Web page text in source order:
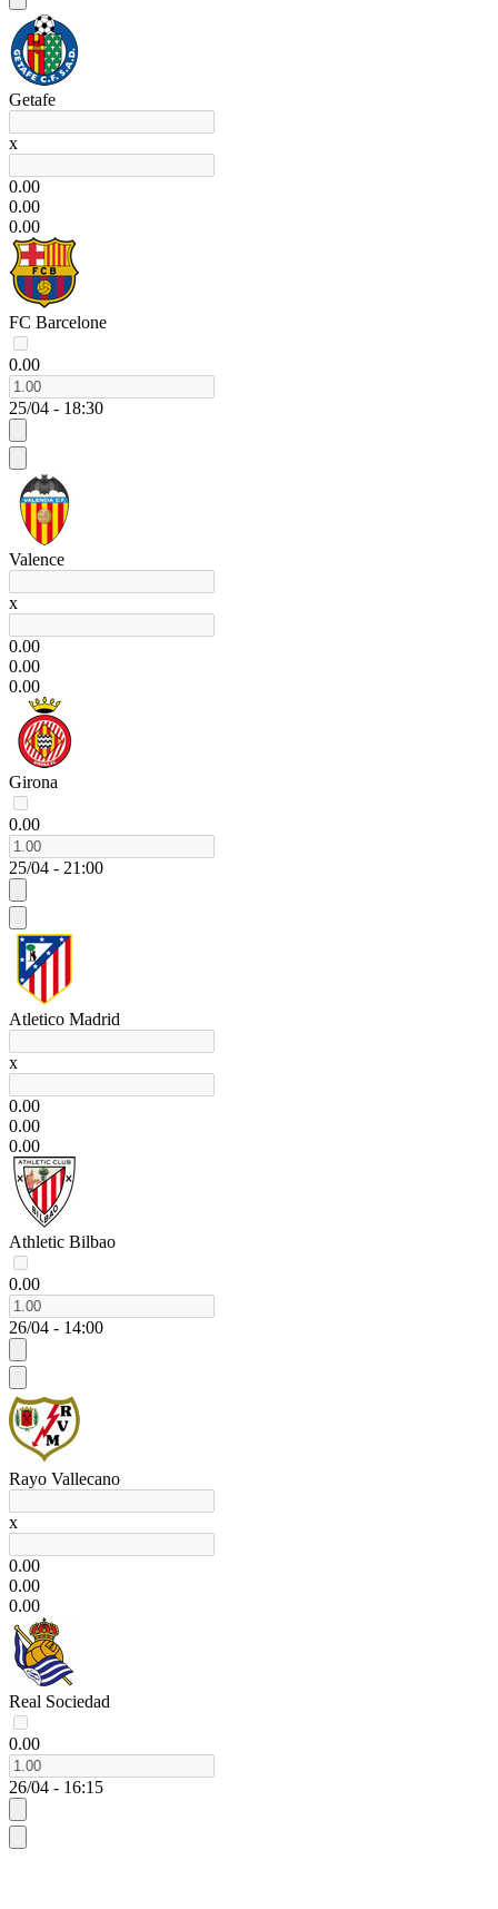
Getafe
x
0.00
0.00
0.00
FC Barcelone
0.00
25/04 - 18:30
Valence
x
0.00
0.00
0.00
Girona
0.00
25/04 - 21:00
Atletico Madrid
x
0.00
0.00
0.00
Athletic Bilbao
0.00
26/04 - 14:00
Rayo Vallecano
x
0.00
0.00
0.00
Real Sociedad
0.00
26/04 - 16:15